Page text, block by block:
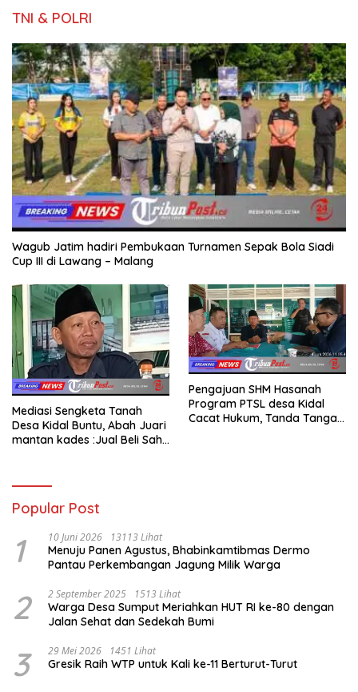
TNI & POLRI
Wagub Jatim hadiri Pembukaan Turnamen Sepak Bola Siadi
Cup III di Lawang – Malang
Mediasi Sengketa Tanah
Desa Kidal Buntu, Abah Juari
mantan kades :Jual Beli Sah,
Membatalkan Hak Warga.
Pengajuan SHM Hasanah
Program PTSL desa Kidal
Cacat Hukum, Tanda Tangan
Popular Post
1 10 Juni 2026 13113 Lihat
Menuju Panen Agustus, Bhabinkamtibmas Dermo
Pantau Perkembangan Jagung Milik Warga
2 2 September 2025 1513 Lihat
Warga Desa Sumput Meriahkan HUT RI ke-80 dengan
Jalan Sehat dan Sedekah Bumi ‎
3 29 Mei 2026 1451 Lihat
Gresik Raih WTP untuk Kali ke-11 Berturut-Turut